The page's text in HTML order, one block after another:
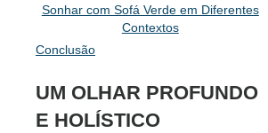
Sonhar com Sofá Verde em Diferentes
Contextos
Conclusão
UM OLHAR PROFUNDO
E HOLÍSTICO